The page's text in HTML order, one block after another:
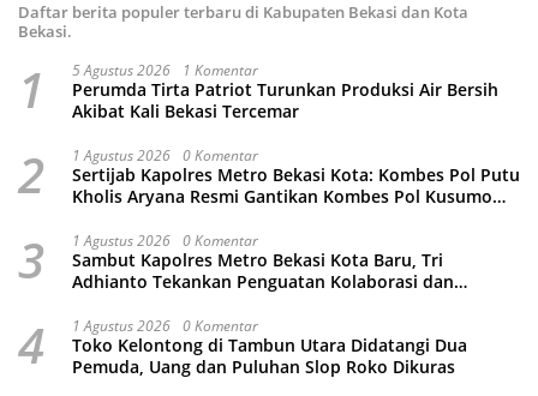
Daftar berita populer terbaru di Kabupaten Bekasi dan Kota
Bekasi.
1 5 Agustus 2026 1 Komentar
Perumda Tirta Patriot Turunkan Produksi Air Bersih
Akibat Kali Bekasi Tercemar
2 1 Agustus 2026 0 Komentar
Sertijab Kapolres Metro Bekasi Kota: Kombes Pol Putu
Kholis Aryana Resmi Gantikan Kombes Pol Kusumo
3 1 Agustus 2026 0 Komentar
Sambut Kapolres Metro Bekasi Kota Baru, Tri
Adhianto Tekankan Penguatan Kolaborasi dan
4 1 Agustus 2026 0 Komentar
Toko Kelontong di Tambun Utara Didatangi Dua
Pemuda, Uang dan Puluhan Slop Roko Dikuras